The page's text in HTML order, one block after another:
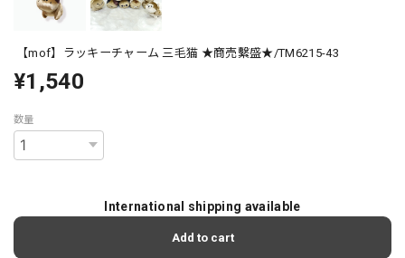
【mof】ラッキーチャーム 三毛猫 ★商売繫盛★/TM6215-43
¥1,540
数量
International shipping available
Add to cart